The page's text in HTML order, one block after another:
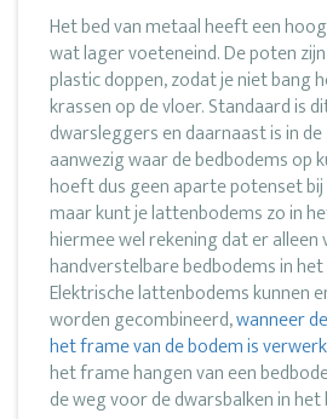
Het bed van metaal heeft een
wat lager voeteneind. De poten
plastic doppen, zodat je niet bang
krassen op de vloer. Standaard is
dwarsleggers en daarnaast is in de
aanwezig waar de bedbodems op
hoeft dus geen aparte potenset
maar kunt je lattenbodems zo in
hiermee wel rekening dat er alleen
handverstelbare bedbodems in het
Elektrische lattenbodems kunnen
worden gecombineerd,wanneer
het frame van de bodem is
het frame hangen van een
de weg voor de dwarsbalken in het